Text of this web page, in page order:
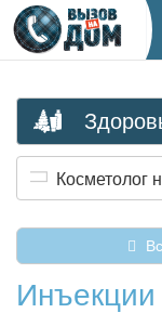
Косметолог
Инъекции